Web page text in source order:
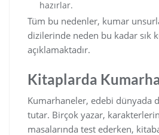
hazırlar.
Tüm bu nedenler, kumar
dizilerinde neden bu kadar sık
açıklamaktadır.
Kitaplarda
Kumarhaneler, edebi dünyada
tutar. Birçok yazar,
masalarında test ederken, kitaba